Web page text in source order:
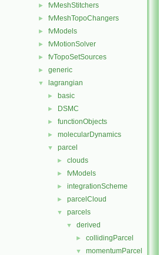
► fvMeshStitchers
► fvMeshTopoChangers
► fvModels
► fvMotionSolver
► fvTopoSetSources
► generic
▼ lagrangian
► basic
► DSMC
► functionObjects
► molecularDynamics
▼ parcel
► clouds
► fvModels
► integrationScheme
► parcelCloud
▼ parcels
▼ derived
► collidingParcel
▼ momentumParcel